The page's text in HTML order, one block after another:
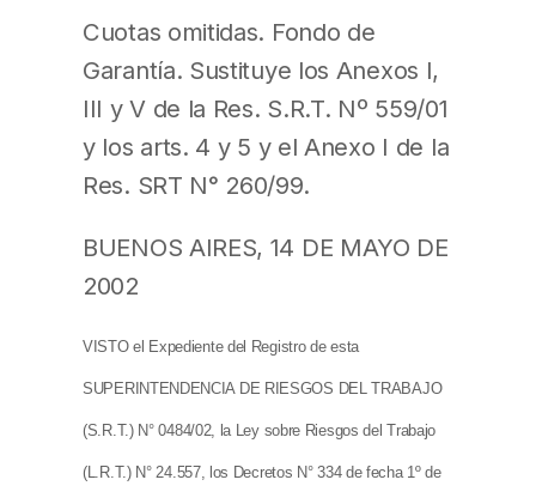
Cuotas omitidas. Fondo de
Garantía. Sustituye los Anexos I,
III y V de la Res. S.R.T. Nº 559/01
y los arts. 4 y 5 y el Anexo I de la
Res. SRT N° 260/99.
BUENOS AIRES, 14 DE MAYO DE
2002
VISTO el Expediente del Registro de esta
SUPERINTENDENCIA DE RIESGOS DEL TRABAJO
(S.R.T.) N° 0484/02, la Ley sobre Riesgos del Trabajo
(L.R.T.) N° 24.557, los Decretos N° 334 de fecha 1º de